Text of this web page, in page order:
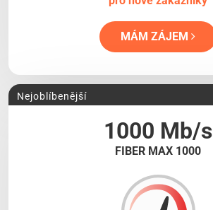
MÁM ZÁJEM
1000 Mb/s
FIBER MAX 1000
Nejoblíbenější